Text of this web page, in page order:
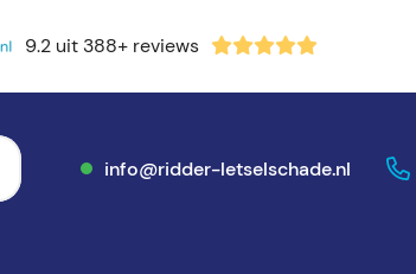
9.2 uit 388+ reviews
info@ridder-letselschade.nl